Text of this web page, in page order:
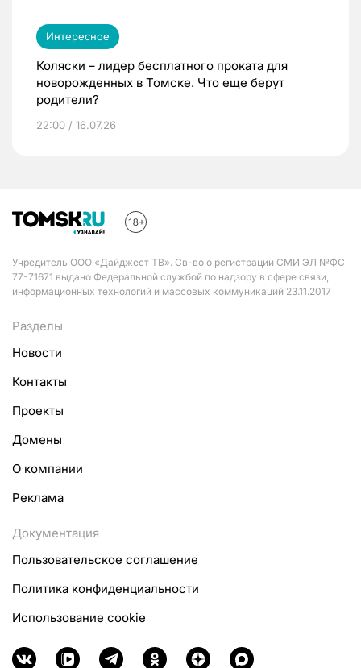
Интересное
Коляски – лидер бесплатного проката для
новорожденных в Томске. Что еще берут
родители?
22:00 / 16.07.26
Учредитель ООО «Дайджест ТВ». Св-во о регистрации СМИ ЭЛ №ФС
77-71671 выдано Федеральной службой по надзору в сфере связи,
информационных технологий и массовых коммуникаций 23.11.2017
Разделы
Новости
Контакты
Проекты
Домены
О компании
Реклама
Документация
Пользовательское соглашение
Политика конфиденциальности
Использование cookie